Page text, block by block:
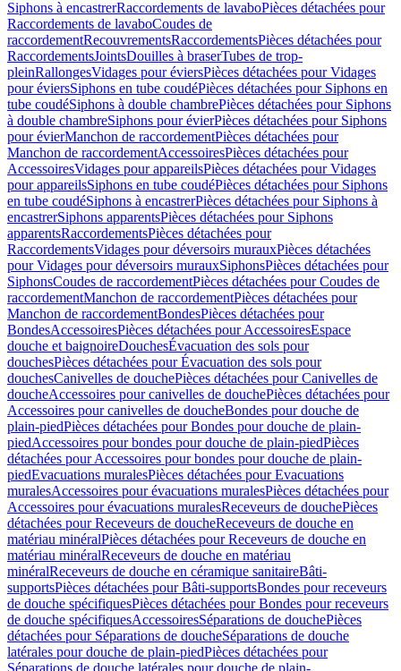
Siphons à encastrerRaccordements de lavaboPièces détachées pour
Raccordements de lavaboCoudes de
raccordementRecouvrementsRaccordementsPièces détachées pour
RaccordementsJointsDouilles à braserTubes de trop-
pleinRallongesVidages pour éviersPièces détachées pour Vidages
pour éviersSiphons en tube coudéPièces détachées pour Siphons en
tube coudéSiphons à double chambrePièces détachées pour Siphons
à double chambreSiphons pour évierPièces détachées pour Siphons
pour évierManchon de raccordementPièces détachées pour
Manchon de raccordementAccessoiresPièces détachées pour
AccessoiresVidages pour appareilsPièces détachées pour Vidages
pour appareilsSiphons en tube coudéPièces détachées pour Siphons
en tube coudéSiphons à encastrerPièces détachées pour Siphons à
encastrerSiphons apparentsPièces détachées pour Siphons
apparentsRaccordementsPièces détachées pour
RaccordementsVidages pour déversoirs murauxPièces détachées
pour Vidages pour déversoirs murauxSiphonsPièces détachées pour
SiphonsCoudes de raccordementPièces détachées pour Coudes de
raccordementManchon de raccordementPièces détachées pour
Manchon de raccordementBondesPièces détachées pour
BondesAccessoiresPièces détachées pour AccessoiresEspace
douche et baignoireDouchesÉvacuation des sols pour
douchesPièces détachées pour Évacuation des sols pour
douchesCanivelles de douchePièces détachées pour Canivelles de
doucheAccessoires pour canivelles de douchePièces détachées pour
Accessoires pour canivelles de doucheBondes pour douche de
plain-piedPièces détachées pour Bondes pour douche de plain-
piedAccessoires pour bondes pour douche de plain-piedPièces
détachées pour Accessoires pour bondes pour douche de plain-
piedEvacuations muralesPièces détachées pour Evacuations
muralesAccessoires pour évacuations muralesPièces détachées pour
Accessoires pour évacuations muralesReceveurs de douchePièces
détachées pour Receveurs de doucheReceveurs de douche en
matériau minéralPièces détachées pour Receveurs de douche en
matériau minéralReceveurs de douche en matériau
minéralReceveurs de douche en céramique sanitaireBâti-
supportsPièces détachées pour Bâti-supportsBondes pour receveurs
de douche spécifiquesPièces détachées pour Bondes pour receveurs
de douche spécifiquesAccessoiresSéparations de douchePièces
détachées pour Séparations de doucheSéparations de douche
latérales pour douche de plain-piedPièces détachées pour
Séparations de douche latérales pour douche de plain-